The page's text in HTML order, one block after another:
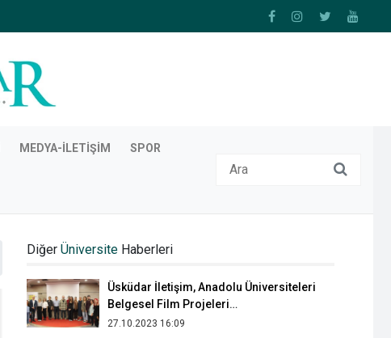
MEDYA-İLETIŞIM SPOR
Diğer ÜniversiteHaberleri
anlattı
Üsküdar İletişim, Anadolu Üniversiteleri
Belgesel Film Projeleri
değerlendirmesine ev sahipliği yaptı
27.10.2023 16:09